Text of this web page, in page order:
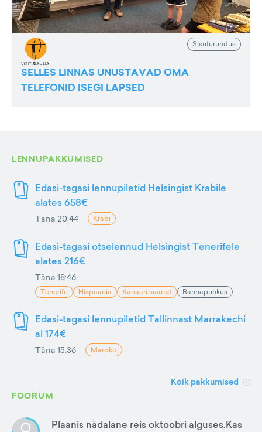
Sisuturundus
SELLES LINNAS UNUSTAVAD OMA
TELEFONID ISEGI LAPSED
LENNUPAKKUMISED
Edasi-tagasi lennupiletid Helsingist Krabile
alates 658€
Täna 20:44 Krabi
Edasi-tagasi otselennud Helsingist Tenerifele
alates 216€
Täna 18:46
Tenerife Hispaania Kanaari saared Rannapuhkus
Edasi-tagasi lennupiletid Tallinnast Marrakechi
al 174€
Täna 15:36 Maroko
Kõik pakkumised
FOORUM
Plaanis nädalane reis oktoobri alguses.Kas